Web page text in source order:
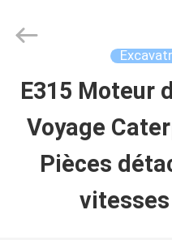
MAISON
PRODUITS
Hopson
Machinery
Reserved.
E315 Moteur
Voyage
Pièces